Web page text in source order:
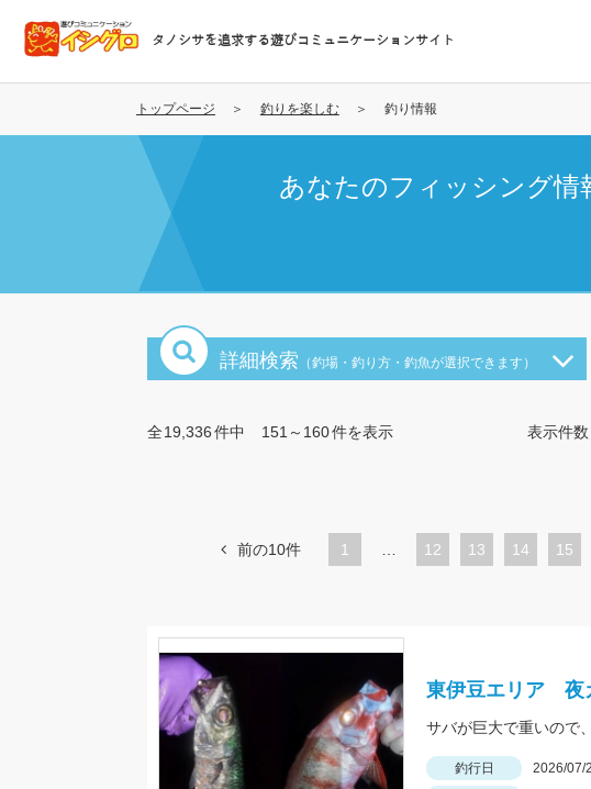
コ
テ
タノシサを追求する遊びコミュニケーションサイト
トップページ 釣りを楽しむ 釣り情報
あなたのフィッシング情
詳細検索 （釣場・釣り方・釣魚が選択できます）
全19,336件中 151～160件を表示 表示件数
前の10件 1
ペ
12
ペ
13
ペ
14
ペ
15
東伊豆エリア 夜
釣行日 2026/07/